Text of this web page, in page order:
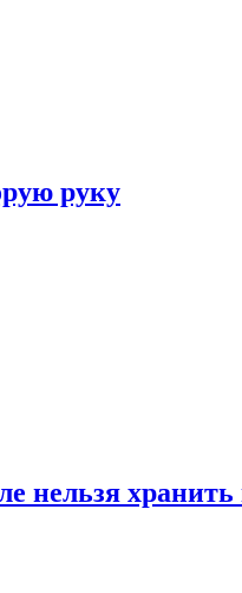
руку
нельзя